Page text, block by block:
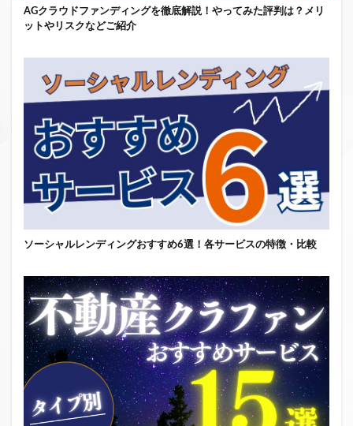
AGクラウドファンディングを徹底解説！やってみた評判は？メリ
ットやリスクなどご紹介
ソーシャルレンディングおすすめ6選！各サービスの特徴・比較